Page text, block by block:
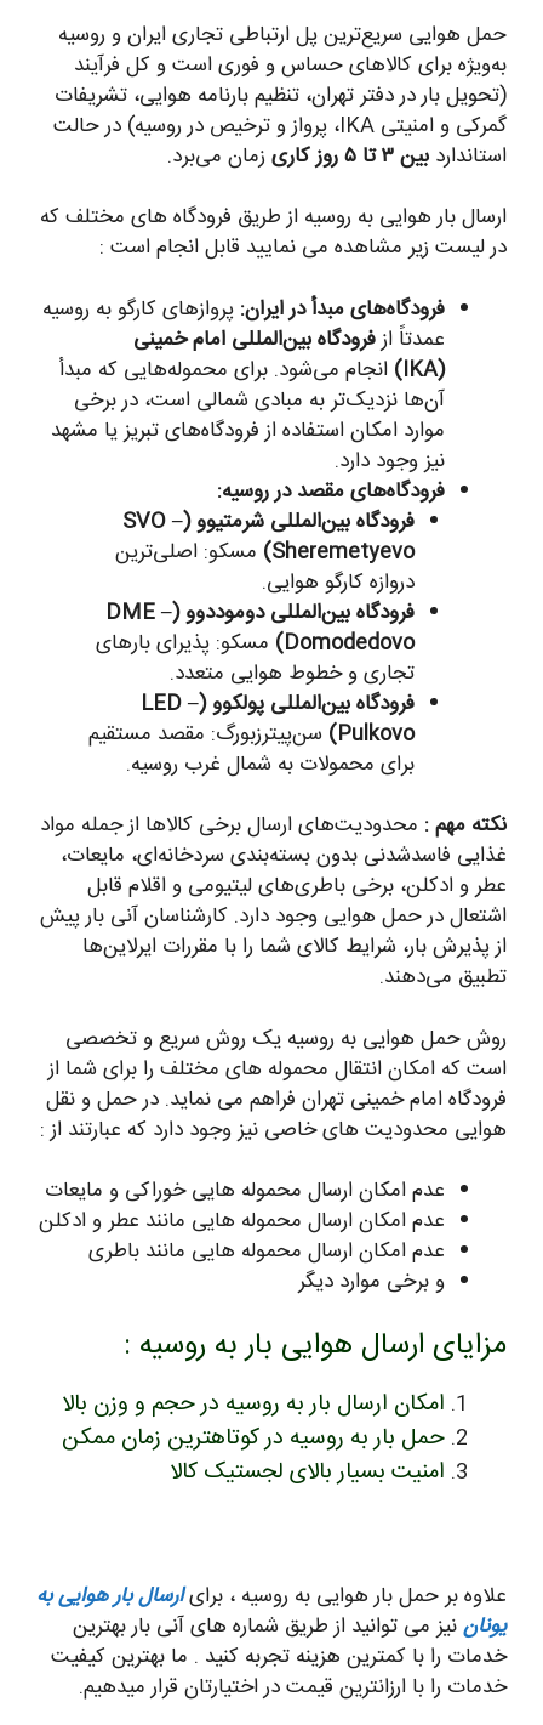
حمل هوایی سریع‌ترین پل ارتباطی تجاری ایران و روسیه
به‌ویژه برای کالاهای حساس و فوری است و کل فرآیند
(تحویل بار در دفتر تهران، تنظیم بارنامه هوایی، تشریفات
گمرکی و امنیتی IKA، پرواز و ترخیص در روسیه) در حالت
استاندارد بین ۳ تا ۵ روز کاری
زمان می‌برد.
ارسال بار هوایی به روسیه از طریق فرودگاه های مختلف که
در لیست زیر مشاهده می نمایید قابل انجام است :
فرودگاه‌های مبدأ در ایران: پروازهای کارگو به روسیه
عمدتاً ازفرودگاه بین‌المللی امام خمینی
(IKA)
انجام می‌شود. برای محموله‌هایی که مبدأ
آن‌ها نزدیک‌تر به مبادی شمالی است، در برخی
موارد امکان استفاده از فرودگاه‌های تبریز یا مشهد
نیز وجود دارد.
فرودگاه‌های مقصد در روسیه:
فرودگاه بین‌المللی شرمتیوو (SVO –
Sheremetyevo) مسکو: اصلی‌ترین
دروازه کارگو هوایی.
فرودگاه بین‌المللی دوموددوو (DME –
Domodedovo) مسکو: پذیرای بارهای
تجاری و خطوط هوایی متعدد.
فرودگاه بین‌المللی پولکوو (LED –
Pulkovo) سن‌پیترزبورگ: مقصد مستقیم
برای محمولات به شمال غرب روسیه.
نکته مهم : محدودیت‌های ارسال برخی کالاها از جمله مواد
غذایی فاسدشدنی بدون بسته‌بندی سردخانه‌ای، مایعات،
عطر و ادکلن، برخی باطری‌های لیتیومی و اقلام قابل
اشتعال در حمل هوایی وجود دارد. کارشناسان آنی بار پیش
از پذیرش بار، شرایط کالای شما را با مقررات ایرلاین‌ها
تطبیق می‌دهند.
روش حمل هوایی به روسیه یک روش سریع و تخصصی
است که امکان انتقال محموله های مختلف را برای شما از
فرودگاه امام خمینی تهران فراهم می نماید. در حمل و نقل
هوایی محدودیت های خاصی نیز وجود دارد که عبارتند از :
عدم امکان ارسال محموله هایی خوراکی و مایعات
عدم امکان ارسال محموله هایی مانند عطر و ادکلن
عدم امکان ارسال محموله هایی مانند باطری
و برخی موارد دیگر
مزایای ارسال هوایی بار به روسیه :
امکان ارسال بار به روسیه در حجم و وزن بالا
حمل بار به روسیه در کوتاهترین زمان ممکن
امنیت بسیار بالای لجستیک کالا
علاوه بر حمل بار هوایی به روسیه ، برایارسال بار هوایی به
یوناننیز می توانید از طریق شماره های آنی بار بهترین
خدمات را با کمترین هزینه تجربه کنید . ما بهترین کیفیت
خدمات را با ارزانترین قیمت در اختیارتان قرار میدهیم.